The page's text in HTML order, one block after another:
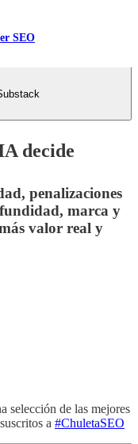
SEO
decide
penalizaciones
marca y
valor real y
selección de las mejores
suscritos a #ChuletaSEO